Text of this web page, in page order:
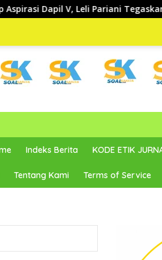
Pariani Tegaskan Komitmen
Indeks Berita KODE ETIK
Tentang Kami Terms of Service